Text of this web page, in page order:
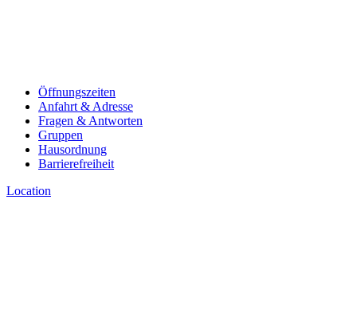
Öffnungszeiten
Anfahrt & Adresse
Fragen & Antworten
Gruppen
Hausordnung
Barrierefreiheit
Location